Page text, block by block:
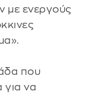
με ενεργούς
που
για να